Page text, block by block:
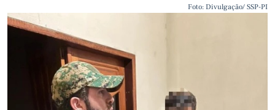
Foto: Divulgação/ SSP-PI